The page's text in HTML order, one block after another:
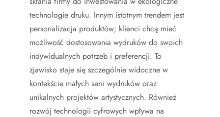
technologie druku. Innym istotnym trendem jest
personalizacja produktów; klienci chcą mieć
możliwość dostosowania wydruków do swoich
indywidualnych potrzeb i preferencji. To
zjawisko staje się szczególnie widoczne w
kontekście małych serii wydruków oraz
unikalnych projektów artystycznych. Również
rozwój technologii cyfrowych wpływa na